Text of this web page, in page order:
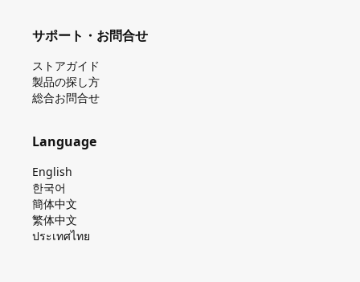
サポート・お問合せ
ストアガイド
製品の探し⽅
総合お問合せ
Language
English
한국어
簡体中文
繁体中文
ประเทศไทย